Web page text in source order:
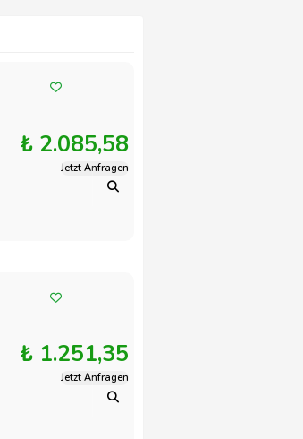
₺ 2.085,58
Jetzt Anfragen
₺ 1.251,35
Jetzt Anfragen